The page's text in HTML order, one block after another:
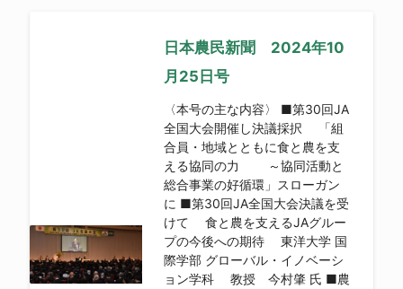
日本農民新聞 2024年10
月25日号
〈本号の主な内容〉 ■第30回JA
全国大会開催し決議採択 「組
合員・地域とともに食と農を支
える協同の力 ～協同活動と
総合事業の好循環」スローガン
に ■第30回JA全国大会決議を受
けて 食と農を支えるJAグルー
プの今後への期待 東洋大学 国
際学部 グローバル・イノベーシ
ョン学科 教授 今村肇 氏 ■農